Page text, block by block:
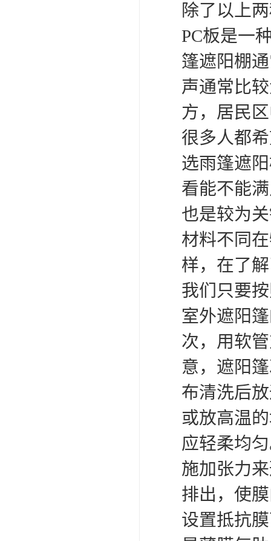
除了以上
PC板是一
篷遮阳棚
声通常比
方，居民
很多人都
选雨篷遮
看能不能
也是较为
材料不同
样，在了
我们只要
室外遮阳
次，用软
意，遮阳
布清洗后
或放高温
应轻柔均
施加张力
排出，使
设置抵抗